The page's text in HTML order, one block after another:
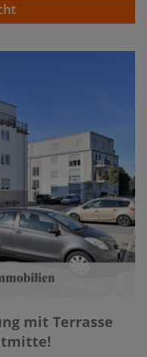
mit Terrasse